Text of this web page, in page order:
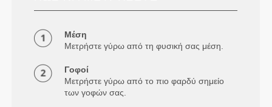
Μέση
Μετρήστε γύρω από τη φυσική σας μέση.
Γοφοί
Μετρήστε γύρω από το πιο φαρδύ σημείο
των γοφών σας.